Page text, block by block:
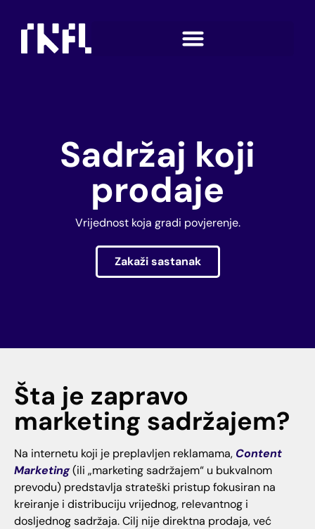
Sadržaj koji
prodaje
Vrijednost koja gradi povjerenje.
Zakaži sastanak
Šta je zapravo
marketing sadržajem?
Na internetu koji je preplavljen reklamama, Content
Marketing(ili „marketing sadržajem“ u bukvalnom
prevodu) predstavlja strateški pristup fokusiran na
kreiranje i distribuciju vrijednog, relevantnog i
dosljednog sadržaja. Cilj nije direktna prodaja, već